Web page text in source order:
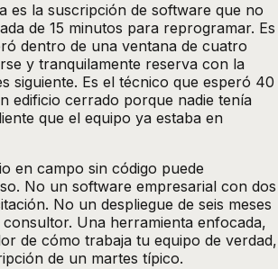
es la suscripción de software que no
de 15 minutos para reprogramar. Es
dentro de una ventana de cuatro
y tranquilamente reserva con la
siguiente. Es el técnico que esperó 40
edificio cerrado porque nadie tenía
que el equipo ya estaba en
en campo sin código puede
No un software empresarial con dos
No un despliegue de seis meses
Una herramienta enfocada,
de cómo trabaja tu equipo de verdad,
de un martes típico.